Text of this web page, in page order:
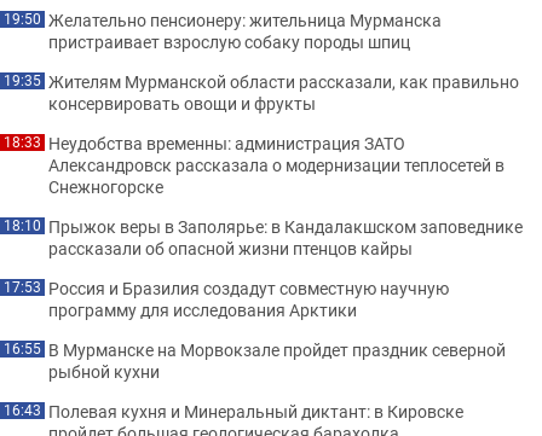
19:50 Желательно пенсионеру: жительница Мурманска
пристраивает взрослую собаку породы шпиц
19:35 Жителям Мурманской области рассказали, как правильно
консервировать овощи и фрукты
18:33 Неудобства временны: администрация ЗАТО
Александровск рассказала о модернизации теплосетей в
Снежногорске
18:10 Прыжок веры в Заполярье: в Кандалакшском заповеднике
рассказали об опасной жизни птенцов кайры
17:53 Россия и Бразилия создадут совместную научную
программу для исследования Арктики
16:55 В Мурманске на Морвокзале пройдет праздник северной
рыбной кухни
16:43 Полевая кухня и Минеральный диктант: в Кировске